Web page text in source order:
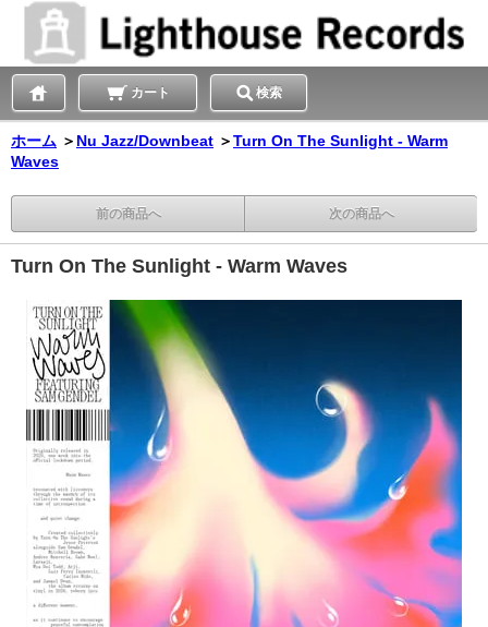
カート 検索
ホーム ＞ Nu Jazz/Downbeat ＞Turn On The Sunlight - Warm
Waves
前の商品へ 次の商品へ
Turn On The Sunlight - Warm Waves